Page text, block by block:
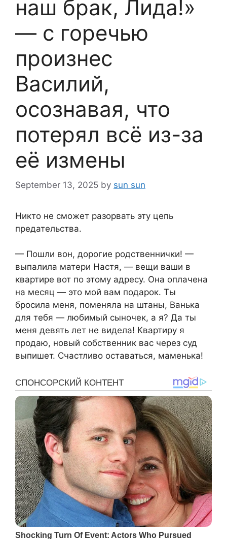
наш брак, Лида!»
— с горечью
произнес
Василий,
осознавая, что
потерял всё из-за
её измены
September 13, 2025 by sun sun
Никто не сможет разорвать эту цепь
предательства.
— Пошли вон, дорогие родственнички! —
выпалила матери Настя, — вещи ваши в
квартире вот по этому адресу. Она оплачена
на месяц — это мой вам подарок. Ты
бросила меня, поменяла на штаны, Ванька
для тебя — любимый сыночек, а я? Да ты
меня девять лет не видела! Квартиру я
продаю, новый собственник вас через суд
выпишет. Счастливо оставаться, маменька!​